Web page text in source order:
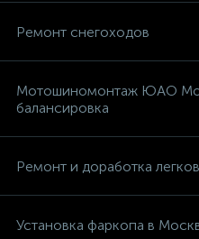
Ремонт снегоходов
Мотошиномонтаж ЮАО
балансировка
Ремонт и доработка
Установка фаркопа в